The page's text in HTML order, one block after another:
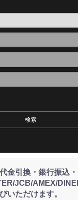
金引換・銀行振込
JCB/AMEX/
びいただけます。